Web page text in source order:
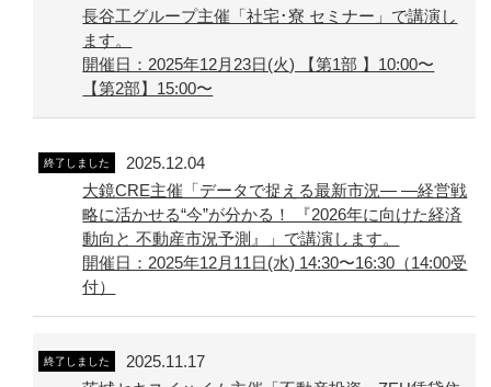
長谷工グループ主催「社宅･寮 セミナー」で講演し
ます。
開催日：2025年12月23日(火) 【第1部 】10:00〜
【第2部】15:00〜
終了しました
2025.12.04
大鏡CRE主催「データで捉える最新市況― ―経営戦
略に活かせる“今”が分かる！ 『2026年に向けた経済
動向と 不動産市況予測』」で講演します。
開催日：2025年12月11日(水) 14:30〜16:30（14:00受
付）
終了しました
2025.11.17